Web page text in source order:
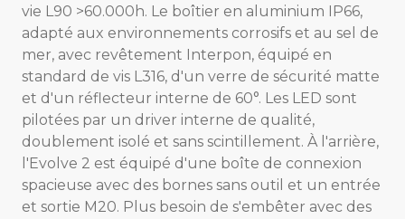
vie L90 >60.000h. Le boîtier en aluminium IP66,
adapté aux environnements corrosifs et au sel de
mer, avec revêtement Interpon, équipé en
standard de vis L316, d'un verre de sécurité matte
et d'un réflecteur interne de 60°. Les LED sont
pilotées par un driver interne de qualité,
doublement isolé et sans scintillement. À l'arrière,
l'Evolve 2 est équipé d'une boîte de connexion
spacieuse avec des bornes sans outil et un entrée
et sortie M20. Plus besoin de s'embêter avec des